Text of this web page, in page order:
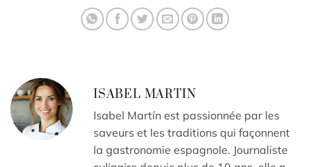
ISABEL MARTIN
Isabel Martín est passionnée par les
saveurs et les traditions qui façonnent
la gastronomie espagnole. Journaliste